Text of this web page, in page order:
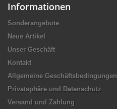
Informationen
Sonderangebote
Neue Artikel
Unser Geschäft
Kontakt
Allgemeine Geschäftsbedingungen
Privatsphäre und Datenschutz
Versand und Zahlung